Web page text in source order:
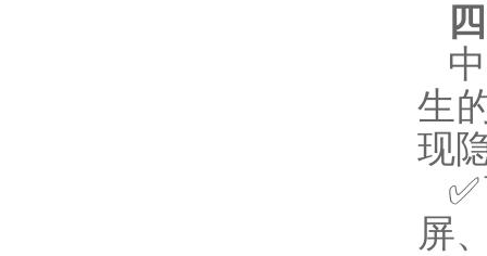
生
现
屏